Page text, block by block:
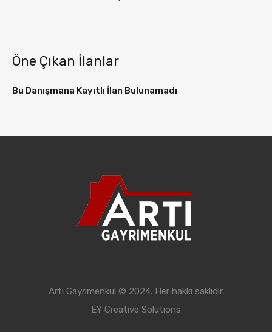
Öne Çıkan İlanlar
Bu Danışmana Kayıtlı İlan Bulunamadı
Artı Gayrimenkul © 2024. Her hakkı saklıdır.
EY Creative Solutions